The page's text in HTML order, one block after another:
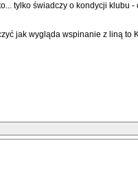
tylko świadczy o kondycji klubu
jak wygląda wspinanie z liną